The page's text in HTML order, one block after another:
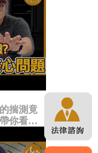
揣測竟
你看未